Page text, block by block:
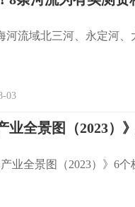
流域北三河、永定河、
03
业全景图（2023）
业全景图（2023）》6个